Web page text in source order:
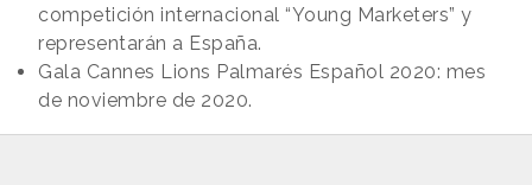
competición internacional “Young Marketers” y
representarán a España.
Gala Cannes Lions Palmarés Español 2020: mes
de noviembre de 2020.